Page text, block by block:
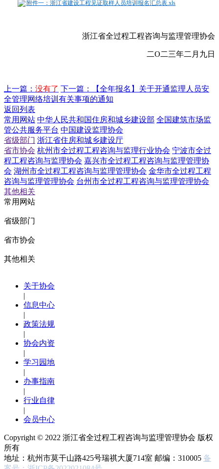
附件一：浙江省建设工程见证取样人员培训报名汇总表.xls
浙江省全过程工程咨询与监理管理协会
二O二三年二月九日
上一篇： 没有了 下一篇：
【全年报名】关于开通监理人员安
全管理网络培训有关事项的通知
返回列表
常用网站 中华人民共和国住房和城乡建设部 全国建筑市场监
管公共服务平台 中国建设监理协会
省级部门 浙江省住房和城乡建设厅
省市协会 杭州市全过程工程咨询与监理行业协会 宁波市全过
程工程咨询与监理协会 嘉兴市全过程工程咨询与监理管理协
会 湖州市全过程工程咨询与监理管理协会 金华市全过程工程
咨询与监理管理协会 台州市全过程工程咨询与监理管理协会
其他相关
常用网站
省级部门
省市协会
其他相关
关于协会
|
信息中心
|
政策法规
|
协会内资
|
学习园地
|
办事指南
|
行业自律
|
会员中心
Copyright © 2022 浙江省全过程工程咨询与监理管理协会 版权
所有
地址：杭州市莫干山路425号瑞祺大厦714室 邮编：310005 备